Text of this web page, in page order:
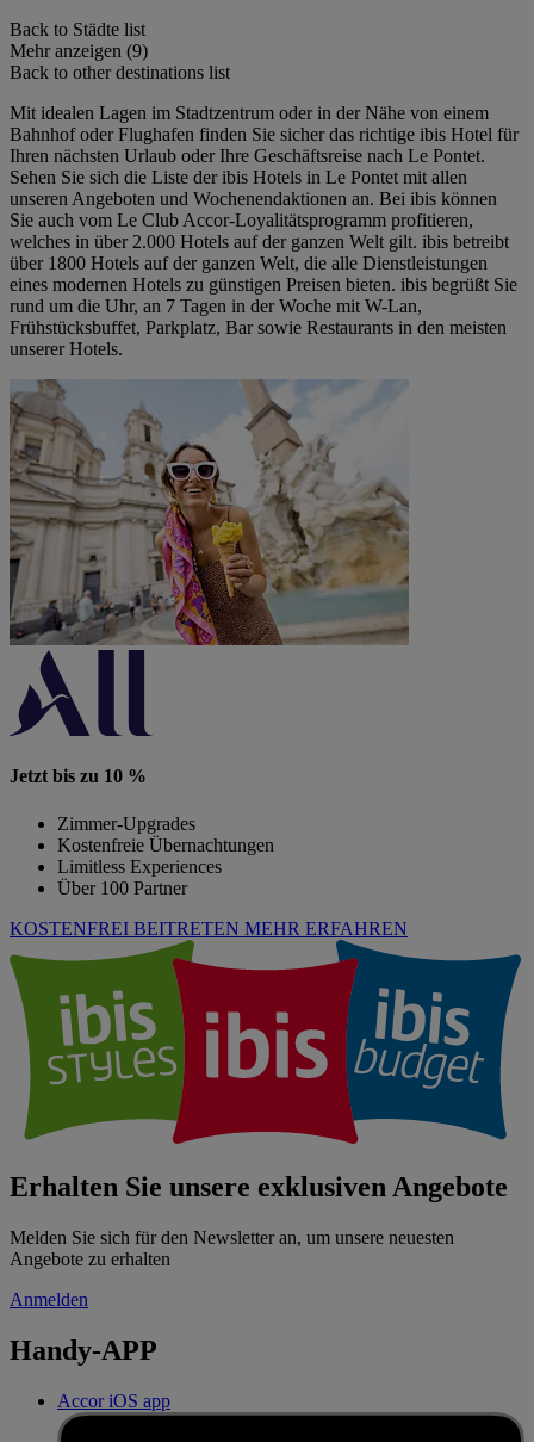
Back to Städte list
Mehr anzeigen (9)
Back to other destinations list
Mit idealen Lagen im Stadtzentrum oder in der Nähe von einem
Bahnhof oder Flughafen finden Sie sicher das richtige ibis Hotel für
Ihren nächsten Urlaub oder Ihre Geschäftsreise nach Le Pontet.
Sehen Sie sich die Liste der ibis Hotels in Le Pontet mit allen
unseren Angeboten und Wochenendaktionen an. Bei ibis können
Sie auch vom Le Club Accor-Loyalitätsprogramm profitieren,
welches in über 2.000 Hotels auf der ganzen Welt gilt. ibis betreibt
über 1800 Hotels auf der ganzen Welt, die alle Dienstleistungen
eines modernen Hotels zu günstigen Preisen bieten. ibis begrüßt Sie
rund um die Uhr, an 7 Tagen in der Woche mit W-Lan,
Frühstücksbuffet, Parkplatz, Bar sowie Restaurants in den meisten
unserer Hotels.
Jetzt bis zu 10 %
Zimmer-Upgrades
Kostenfreie Übernachtungen
Limitless Experiences
Über 100 Partner
KOSTENFREI BEITRETEN MEHR ERFAHREN
Erhalten Sie unsere exklusiven Angebote
Melden Sie sich für den Newsletter an, um unsere neuesten
Angebote zu erhalten
Anmelden
Handy-APP
Accor iOS app